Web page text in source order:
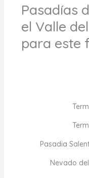
Pasadías
el Valle
para este
Pasadia
Nevado